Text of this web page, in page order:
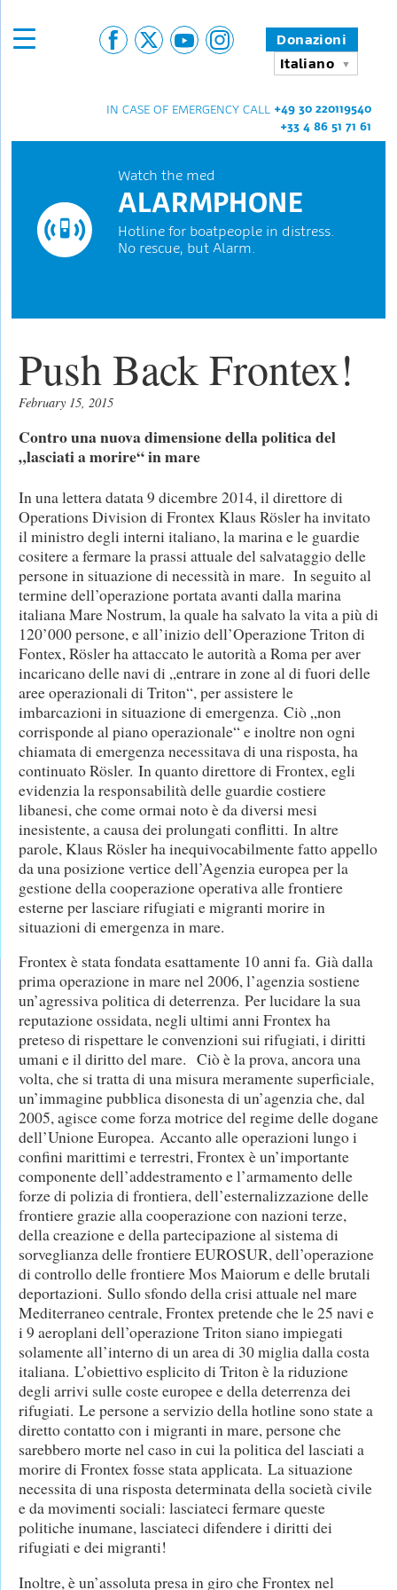
Donazioni
Italiano
IN CASE OF EMERGENCY CALL +49 30 220119540
+33 4 86 51 71 61
Watch the med
ALARMPHONE
Hotline for boatpeople in distress.
No rescue, but Alarm.
Push Back Frontex!
February 15, 2015
Contro una nuova dimensione della politica del
„lasciati a morire“ in mare
In una lettera datata 9 dicembre 2014, il direttore di
Operations Division di Frontex Klaus Rösler ha invitato
il ministro degli interni italiano, la marina e le guardie
cositere a fermare la prassi attuale del salvataggio delle
persone in situazione di necessità in mare. In seguito al
termine dell’operazione portata avanti dalla marina
italiana Mare Nostrum, la quale ha salvato la vita a più di
120’000 persone, e all’inizio dell’Operazione Triton di
Fontex, Rösler ha attaccato le autorità a Roma per aver
incaricano delle navi di „entrare in zone al di fuori delle
aree operazionali di Triton“, per assistere le
imbarcazioni in situazione di emergenza. Ciò „non
corrisponde al piano operazionale“ e inoltre non ogni
chiamata di emergenza necessitava di una risposta, ha
continuato Rösler. In quanto direttore di Frontex, egli
evidenzia la responsabilità delle guardie costiere
libanesi, che come ormai noto è da diversi mesi
inesistente, a causa dei prolungati conflitti. In altre
parole, Klaus Rösler ha inequivocabilmente fatto appello
da una posizione vertice dell’Agenzia europea per la
gestione della cooperazione operativa alle frontiere
esterne per lasciare rifugiati e migranti morire in
situazioni di emergenza in mare.
Frontex è stata fondata esattamente 10 anni fa. Già dalla
prima operazione in mare nel 2006, l’agenzia sostiene
un’agressiva politica di deterrenza. Per lucidare la sua
reputazione ossidata, negli ultimi anni Frontex ha
preteso di rispettare le convenzioni sui rifugiati, i diritti
umani e il diritto del mare. Ciò è la prova, ancora una
volta, che si tratta di una misura meramente superficiale,
un’immagine pubblica disonesta di un’agenzia che, dal
2005, agisce come forza motrice del regime delle dogane
dell’Unione Europea. Accanto alle operazioni lungo i
confini marittimi e terrestri, Frontex è un’importante
componente dell’addestramento e l’armamento delle
forze di polizia di frontiera, dell’esternalizzazione delle
frontiere grazie alla cooperazione con nazioni terze,
della creazione e della partecipazione al sistema di
sorveglianza delle frontiere EUROSUR, dell’operazione
di controllo delle frontiere Mos Maiorum e delle brutali
deportazioni. Sullo sfondo della crisi attuale nel mare
Mediterraneo centrale, Frontex pretende che le 25 navi e
i 9 aeroplani dell’operazione Triton siano impiegati
solamente all’interno di un area di 30 miglia dalla costa
italiana. L’obiettivo esplicito di Triton è la riduzione
degli arrivi sulle coste europee e della deterrenza dei
rifugiati. Le persone a servizio della hotline sono state a
diretto contatto con i migranti in mare, persone che
sarebbero morte nel caso in cui la politica del lasciati a
morire di Frontex fosse stata applicata. La situazione
necessita di una risposta determinata della società civile
e da movimenti sociali: lasciateci fermare queste
politiche inumane, lasciateci difendere i diritti dei
rifugiati e dei migranti!
Inoltre, è un’assoluta presa in giro che Frontex nel